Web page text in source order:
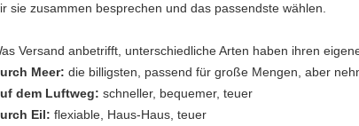
sie zusammen besprechen und das passendste wählen.
Versand anbetrifft, unterschiedliche Arten haben ihren
Meer: die billigsten, passend für große Mengen, aber
dem Luftweg: schneller, bequemer, teuer
Eil: flexiable, Haus-Haus, teuer